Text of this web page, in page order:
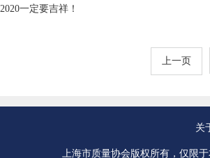
一定要吉祥！
上一页
关
上海市质量协会版权所有，仅限